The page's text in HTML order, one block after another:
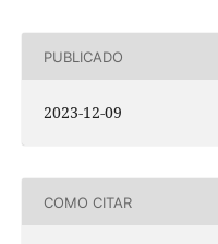
PUBLICADO
2023-12-09
COMO CITAR